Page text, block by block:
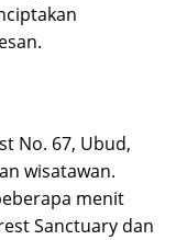
No. 67, Ubud,
wisatawan.
menit
Sanctuary dan